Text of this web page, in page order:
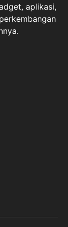
aplikasi,